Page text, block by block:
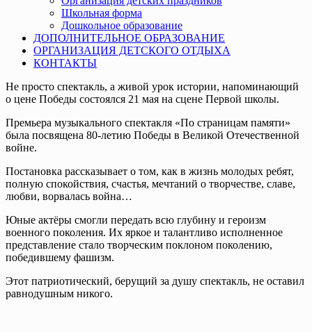
Школьная форма
Дошкольное образование
ДОПОЛНИТЕЛЬНОЕ ОБРАЗОВАНИЕ
ОРГАНИЗАЦИЯ ДЕТСКОГО ОТДЫХА
КОНТАКТЫ
Не просто спектакль, а живой урок истории, напоминающий
о цене Победы состоялся 21 мая на сцене Первой школы.
Премьера музыкального спектакля «По страницам памяти»
была посвящена 80-летию Победы в Великой Отечественной
войне.
Постановка рассказывает о том, как в жизнь молодых ребят,
полную спокойствия, счастья, мечтаний о творчестве, славе,
любви, ворвалась война…
Юные актёры смогли передать всю глубину и героизм
военного поколения. Их яркое и талантливо исполненное
представление стало творческим поклоном поколению,
победившему фашизм.
Этот патриотический, берущий за душу спектакль, не оставил
равнодушным никого.